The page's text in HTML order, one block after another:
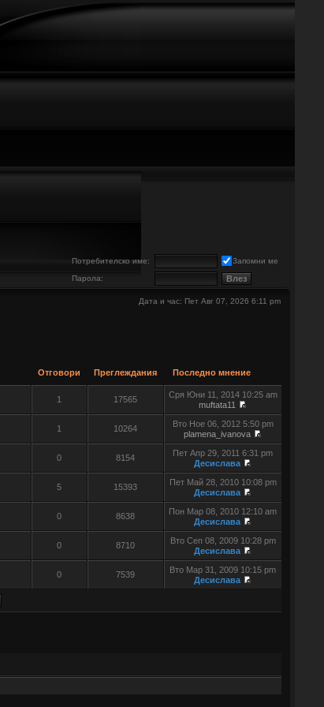
Потребителско име:
Запомни ме
Парола:
Дата и час: Пет Авг 07, 2026 6:11 pm
Отговори Преглеждания Последно мнение
1 17565
Сря Юни 11, 2014 10:25 am
muftata11
1 10264
Вто Ное 06, 2012 5:50 pm
plamena_ivanova
0 8154
Пет Апр 29, 2011 6:31 pm
Десислава
5 15393
Пет Май 28, 2010 10:08 pm
Десислава
0 8638
Пон Мар 08, 2010 12:10 am
Десислава
0 8710
Вто Сеп 08, 2009 10:28 pm
Десислава
0 7539
Вто Мар 31, 2009 10:15 pm
Десислава